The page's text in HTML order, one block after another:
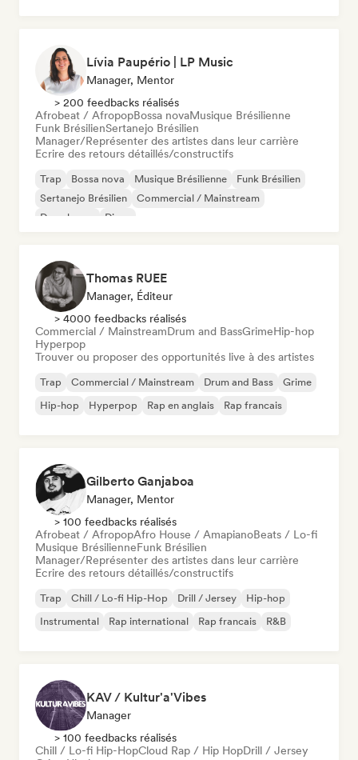
Lívia Paupério | LP Music
Manager, Mentor
> 200 feedbacks réalisés
Afrobeat / AfropopBossa novaMusique Brésilienne
Funk BrésilienSertanejo Brésilien
Manager/Représenter des artistes dans leur carrière
Ecrire des retours détaillés/constructifs
Trap Bossa nova Musique Brésilienne
Funk Brésilien
Sertanejo Brésilien
Commercial / Mainstream
Deep house
Disco
Thomas RUEE
Manager, Éditeur
> 4000 feedbacks réalisés
Commercial / MainstreamDrum and BassGrimeHip-hop
Hyperpop
Trouver ou proposer des opportunités live à des artistes
Trap Commercial / Mainstream Drum and Bass
Grime
Hip-hop
Hyperpop Rap en anglais Rap francais
Gilberto Ganjaboa
Manager, Mentor
> 100 feedbacks réalisés
Afrobeat / AfropopAfro House / AmapianoBeats / Lo-fi
Musique BrésilienneFunk Brésilien
Manager/Représenter des artistes dans leur carrière
Ecrire des retours détaillés/constructifs
Trap Chill / Lo-fi Hip-Hop Drill / Jersey
Hip-hop
Instrumental
Rap international Rap francais R&B
KAV / Kultur'a'Vibes
Manager
> 100 feedbacks réalisés
Chill / Lo-fi Hip-HopCloud Rap / Hip HopDrill / Jersey